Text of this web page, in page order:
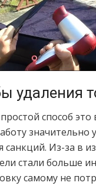
удаления
способ это
значительно
санкций. Из-за в
стали больше
самому не